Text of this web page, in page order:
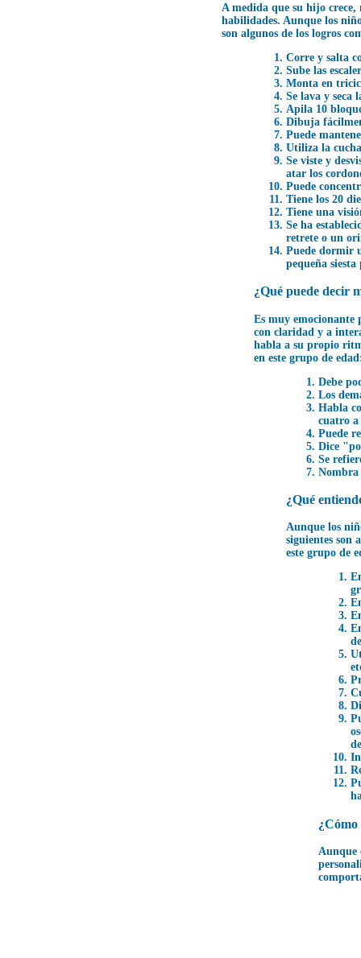
A medida que su hijo crece,
habilidades. Aunque los
son algunos de los logros
Corre y salta
Sube las
Monta en
Se lava y seca
Apila 10
Dibuja
Puede
Utiliza la
Se viste y
atar los
Puede
Tiene los 20
Tiene una
Se ha
retrete o un
Puede dormir
pequeña
¿Qué puede decir
Es muy emocionante
con claridad y a
habla a su propio
en este grupo de
Debe
Los
Habla
cuatro a
Puede
Dice
Se
Nombra
¿Qué
Aunque los
siguientes son
este grupo de
Aunque